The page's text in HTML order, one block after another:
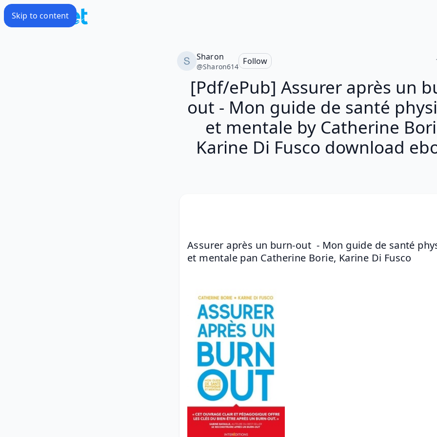
Skip to content
Sharon
@Sharon614
Follow
[Pdf/ePub] Assurer après un
out - Mon guide de santé
et mentale by Catherine
Karine Di Fusco download
Assurer après un burn-out  - Mon guide de santé
et mentale pan Catherine Borie, Karine Di Fusco